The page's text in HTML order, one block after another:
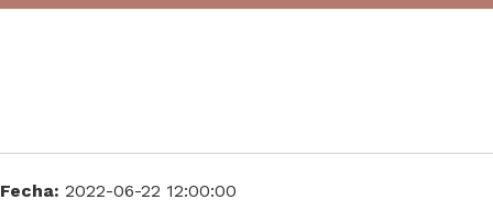
Fecha: 2022-06-22 12:00:00